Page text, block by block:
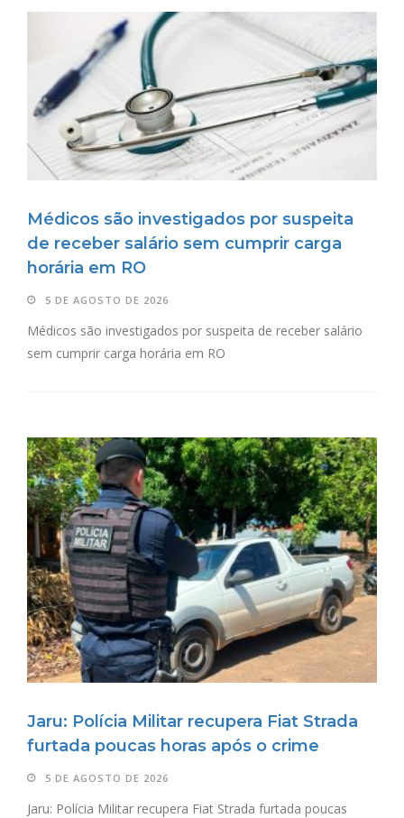
Médicos são investigados por suspeita
de receber salário sem cumprir carga
horária em RO
5 DE AGOSTO DE 2026
Médicos são investigados por suspeita de receber salário
sem cumprir carga horária em RO
Jaru: Polícia Militar recupera Fiat Strada
furtada poucas horas após o crime
5 DE AGOSTO DE 2026
Jaru: Polícia Militar recupera Fiat Strada furtada poucas